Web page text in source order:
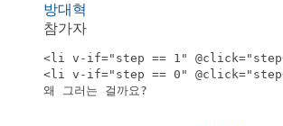
방대혁
참가자
<li v-if="step == 1"
<li v-if="step == 0"
왜 그러는 걸까요?